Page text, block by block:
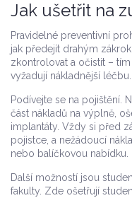
Jak ušetřit na
Pravidelné preventivní
jak předejít drahým
zkontrolovat a očistit –
vyžadují nákladnější léčbu.
Podívejte se na pojištění.
část nákladů na výplně,
implantáty. Vždy si před
pojistce, a nežádoucí
nebo balíčkovou nabídku.
Další možností jsou
fakulty. Zde ošetřují